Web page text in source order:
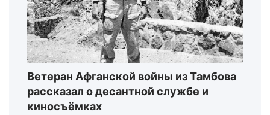
Ветеран Афганской войны из Тамбова
рассказал о десантной службе и
киносъёмках